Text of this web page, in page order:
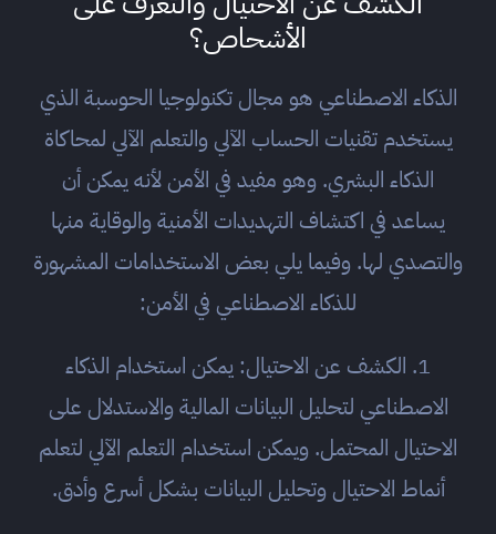
الأشحاص؟
الذكاء الاصطناعي هو مجال تكنولوجيا الحوسبة الذي
يستخدم تقنيات الحساب الآلي والتعلم الآلي لمحاكاة
الذكاء البشري. وهو مفيد في الأمن لأنه يمكن أن
يساعد في اكتشاف التهديدات الأمنية والوقاية منها
والتصدي لها. وفيما يلي بعض الاستخدامات المشهورة
للذكاء الاصطناعي في الأمن:
1. الكشف عن الاحتيال: يمكن استخدام الذكاء
الاصطناعي لتحليل البيانات المالية والاستدلال على
الاحتيال المحتمل. ويمكن استخدام التعلم الآلي لتعلم
أنماط الاحتيال وتحليل البيانات بشكل أسرع وأدق.